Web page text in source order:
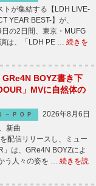
が集結する【LDH LIVE-
YEAR BEST-】が、
の2日間、東京・MUFG
は、「LDH PE … 続きを
BOYZ書き下
」MVに自然体の
Ｊ－ＰＯＰ
2026年8月6日
新曲
配信リリースし、ミュー
は、GRe4N BOYZによ
う人々の姿を … 続きを読